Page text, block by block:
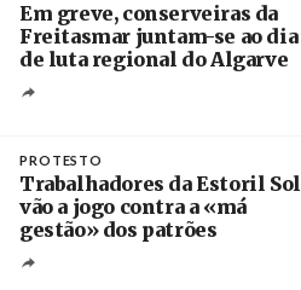
Em greve, conserveiras da
Freitasmar juntam-se ao dia
de luta regional do Algarve
PROTESTO
Trabalhadores da Estoril Sol
vão a jogo contra a «má
gestão» dos patrões